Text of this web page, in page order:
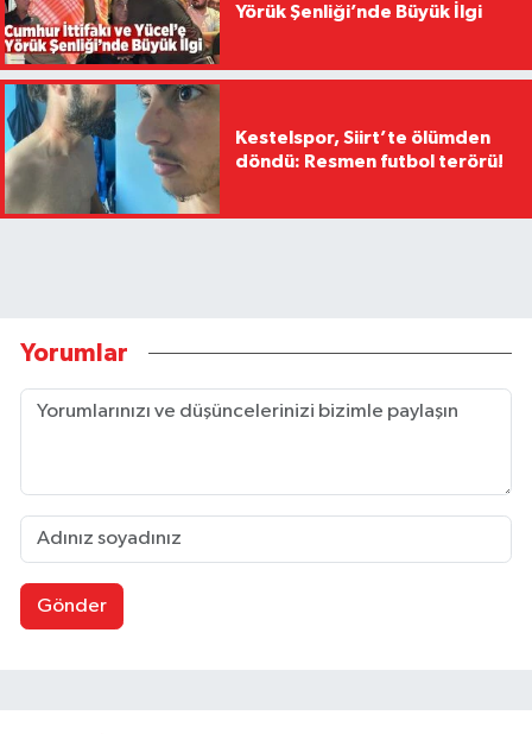
Yörük Şenliği’nde Büyük İlgi
Kestelspor, Siirt’te ölümden
döndü: Resmen futbol terörü!
Yorumlar
Gönder